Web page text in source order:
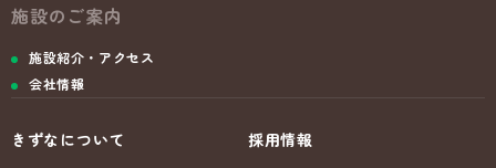
施設のご案内
施設紹介・アクセス
会社情報
きずなについて
採用情報